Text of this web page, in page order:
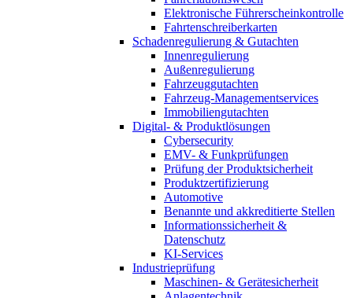
Elektronische Führerscheinkontrolle
Fahrtenschreiberkarten
Schadenregulierung & Gutachten
Innenregulierung
Außenregulierung
Fahrzeuggutachten
Fahrzeug-Managementservices
Immobiliengutachten
Digital- & Produktlösungen
Cybersecurity
EMV- & Funkprüfungen
Prüfung der Produktsicherheit
Produktzertifizierung
Automotive
Benannte und akkreditierte Stellen
Informationssicherheit &
Datenschutz
KI-Services
Industrieprüfung
Maschinen- & Gerätesicherheit